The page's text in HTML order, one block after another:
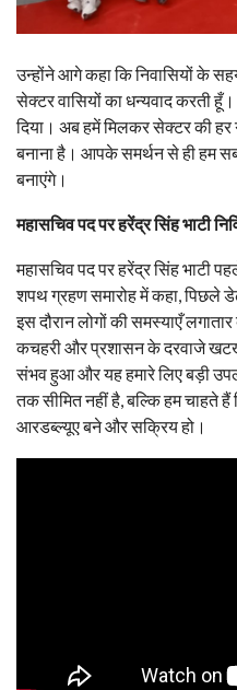
उन्होंने आगे कहा कि निवासियों के
सेक्टर वासियों का धन्यवाद करती
दिया। अब हमें मिलकर सेक्टर की हर
बनाना है। आपके समर्थन से ही हम
बनाएंगे।
महासचिव पद पर हरेंद्र सिंह भाटी
महासचिव पद पर हरेंद्र सिंह भाटी
शपथ ग्रहण समारोह में कहा, पिछले
इस दौरान लोगों की समस्याएँ
कचहरी और प्रशासन के दरवाजे
संभव हुआ और यह हमारे लिए बड़ी
तक सीमित नहीं है, बल्कि हम चाहते
आरडब्ल्यूए बने और सक्रिय हो।